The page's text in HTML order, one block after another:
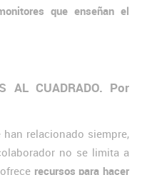
que enseñan el
AL CUADRADO. Por
han relacionado siempre,
no se limita a
recursos para hacer